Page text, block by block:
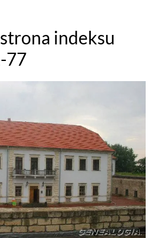
indeksu
77